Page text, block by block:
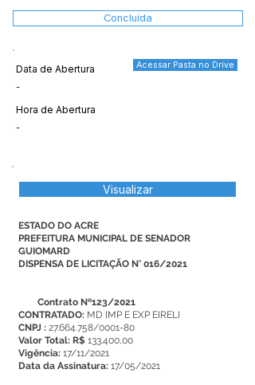
Concluída
Data de Abertura Acessar Pasta no Drive
-
Hora de Abertura
-
Visualizar
ESTADO DO ACRE
PREFEITURA MUNICIPAL DE SENADOR
GUIOMARD
DISPENSA DE LICITAÇÃO N° 016/2021
Contrato Nº123/2021
CONTRATADO: MD IMP E EXP EIRELI
CNPJ : 27.664.758/0001-80
Valor Total: R$ 133.400,00
Vigência: 17/11/2021
Data da Assinatura: 17/05/2021